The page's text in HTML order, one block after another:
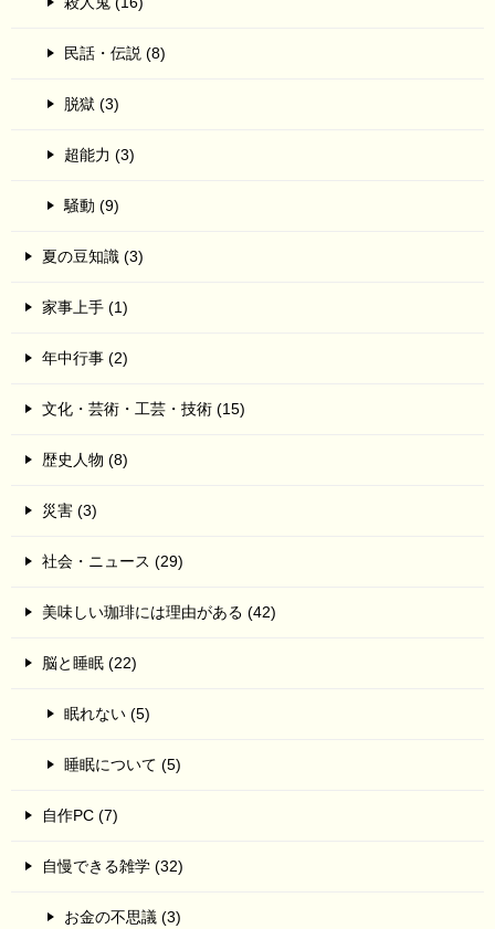
民話・伝説 (8)
脱獄 (3)
超能力 (3)
騒動 (9)
夏の豆知識 (3)
家事上手 (1)
年中行事 (2)
文化・芸術・工芸・技術 (15)
歴史人物 (8)
災害 (3)
社会・ニュース (29)
美味しい珈琲には理由がある (42)
脳と睡眠 (22)
眠れない (5)
睡眠について (5)
自作PC (7)
自慢できる雑学 (32)
お金の不思議 (3)